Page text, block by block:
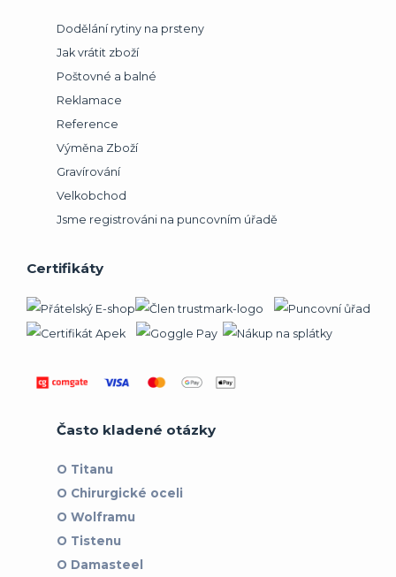
Dodělání rytiny na prsteny
Jak vrátit zboží
Poštovné a balné
Reklamace
Reference
Výměna Zboží
Gravírování
Velkobchod
Jsme registrováni na puncovním úřadě
Certifikáty
Často kladené otázky
O Titanu
O Chirurgické oceli
O Wolframu
O Tistenu
O Damasteel